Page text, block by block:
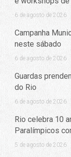
6 de agosto de 2026
Campanha
neste sábado
6 de agosto de 2026
Guardas
do Rio
6 de agosto de 2026
Rio celebra 10
Paralímpicos
5 de agosto de 2026